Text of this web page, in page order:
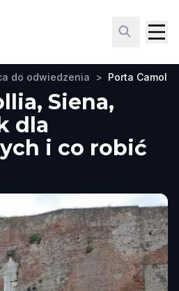
do odwiedzenia > Porta Camollia
Siena,
dla
i co robić